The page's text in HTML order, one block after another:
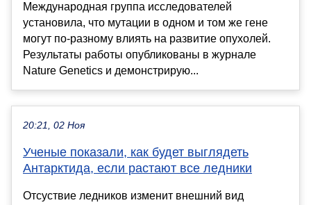
Международная группа исследователей
установила, что мутации в одном и том же гене
могут по-разному влиять на развитие опухолей.
Результаты работы опубликованы в журнале
Nature Genetics и демонстрирую...
20:21, 02 Ноя
Ученые показали, как будет выглядеть
Антарктида, если растают все ледники
Отсуствие ледников изменит внешний вид